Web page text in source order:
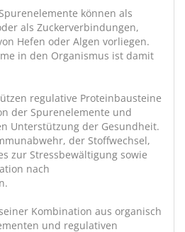
können als
als Zuckerverbindungen,
Hefen oder Algen vorliegen.
in den Organismus ist damit
regulative Proteinbausteine
der Spurenelemente und
Unterstützung der Gesundheit.
der Stoffwechsel,
zur Stressbewältigung sowie
nach
Kombination aus organisch
und regulativen